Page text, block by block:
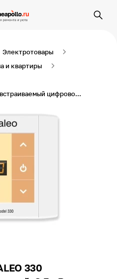
Электротовары
и квартиры
Терморегулятор CALEO 330 встраиваемый цифровой, 3,5 кВт, Белый
330